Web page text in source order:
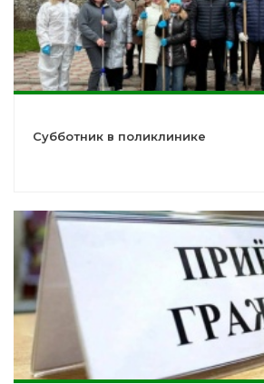
Субботник в поликлинике